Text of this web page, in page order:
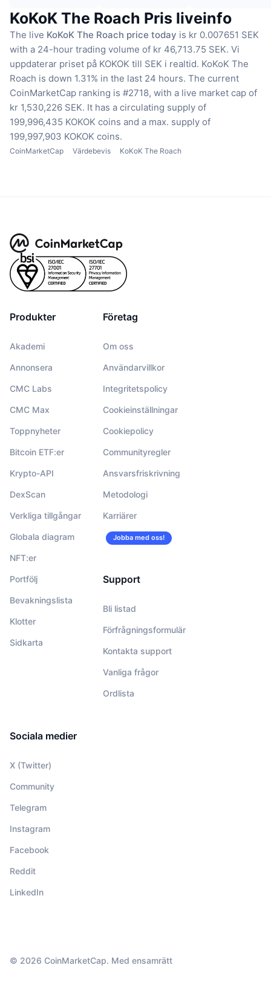
KoKoK The Roach Pris liveinfo
The live KoKoK The Roach price today is kr 0.007651 SEK
with a 24-hour trading volume of kr 46,713.75 SEK. Vi
uppdaterar priset på KOKOK till SEK i realtid. KoKoK The
Roach is down 1.31% in the last 24 hours. The current
CoinMarketCap ranking is #2718, with a live market cap of
kr 1,530,226 SEK. It has a circulating supply of
199,996,435 KOKOK coins and a max. supply of
199,997,903 KOKOK coins.
CoinMarketCap Värdebevis KoKoK The Roach
Produkter
Akademi
Annonsera
CMC Labs
CMC Max
Toppnyheter
Bitcoin ETF:er
Krypto-API
DexScan
Verkliga tillgångar
Globala diagram
NFT:er
Portfölj
Bevakningslista
Klotter
Sidkarta
Företag
Om oss
Användarvillkor
Integritetspolicy
Cookieinställningar
Cookiepolicy
Communityregler
Ansvarsfriskrivning
Metodologi
Karriärer
Jobba med oss!
Support
Bli listad
Förfrågningsformulär
Kontakta support
Vanliga frågor
Ordlista
Sociala medier
X (Twitter)
Community
Telegram
Instagram
Facebook
Reddit
LinkedIn
© 2026 CoinMarketCap. Med ensamrätt